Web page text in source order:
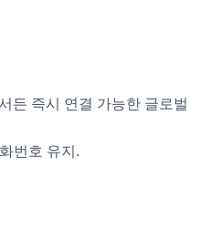
든 즉시 연결 가능한 글로벌
번호 유지.